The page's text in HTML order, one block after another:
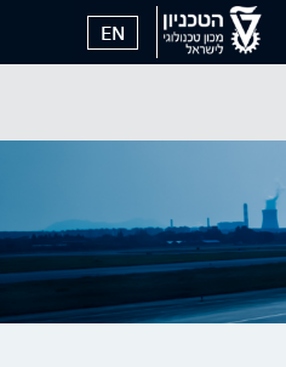
EN